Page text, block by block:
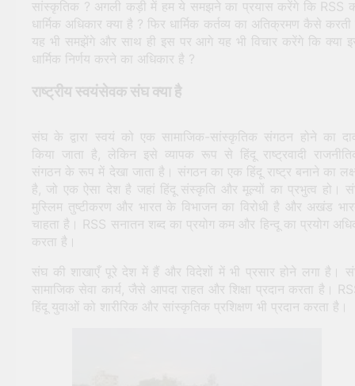
सांस्कृतिक ? अगली कड़ी में हम ये समझने का प्रयास करेंगे कि RSS
धार्मिक अधिकार क्या है ? फिर धार्मिक कर्तव्य का अतिक्रमण कैसे करती
यह भी समझेंगे और साथ ही इस पर आगे यह भी विचार करेंगे कि क्या
धार्मिक निर्णय करने का अधिकार है ?
राष्ट्रीय स्वयंसेवक संघ क्या है
संघ के द्वारा स्वयं को एक सामाजिक-सांस्कृतिक संगठन होने का
किया जाता है, लेकिन इसे व्यापक रूप से हिंदू राष्ट्रवादी
संगठन के रूप में देखा जाता है। संगठन का एक हिंदू राष्ट्र बनाने का
है, जो एक ऐसा देश है जहां हिंदू संस्कृति और मूल्यों का प्रभुत्व हो।
मुस्लिम तुष्टीकरण और भारत के विभाजन का विरोधी है और अखंड
चाहता है। RSS सनातन शब्द का प्रयोग कम और हिन्दू का प्रयोग
करता है।
संघ की शाखाएँ पूरे देश में हैं और विदेशों में भी प्रसार होने लगा है।
सामाजिक सेवा कार्य, जैसे आपदा राहत और शिक्षा प्रदान करता है।
हिंदू युवाओं को शारीरिक और सांस्कृतिक प्रशिक्षण भी प्रदान करता है।